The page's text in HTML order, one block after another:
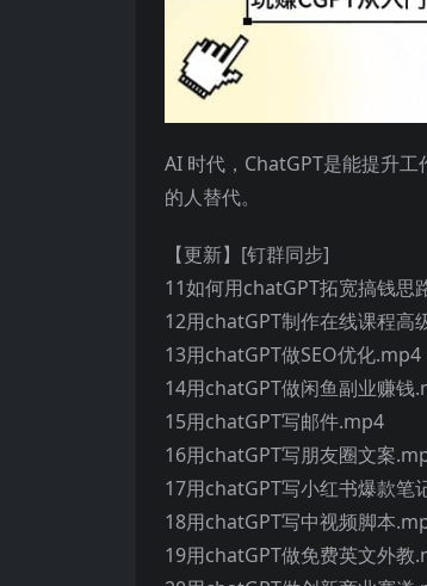
AI 时代，ChatGPT是能提升
的人替代。
【更新】[钉群同步]
11如何用chatGPT拓宽搞钱思
12用chatGPT制作在线课程高
13用chatGPT做SEO优化.mp4
14用chatGPT做闲鱼副业赚钱
15用chatGPT写邮件.mp4
16用chatGPT写朋友圈文案
17用chatGPT写小红书爆款笔
18用chatGPT写中视频脚本
19用chatGPT做免费英文外教